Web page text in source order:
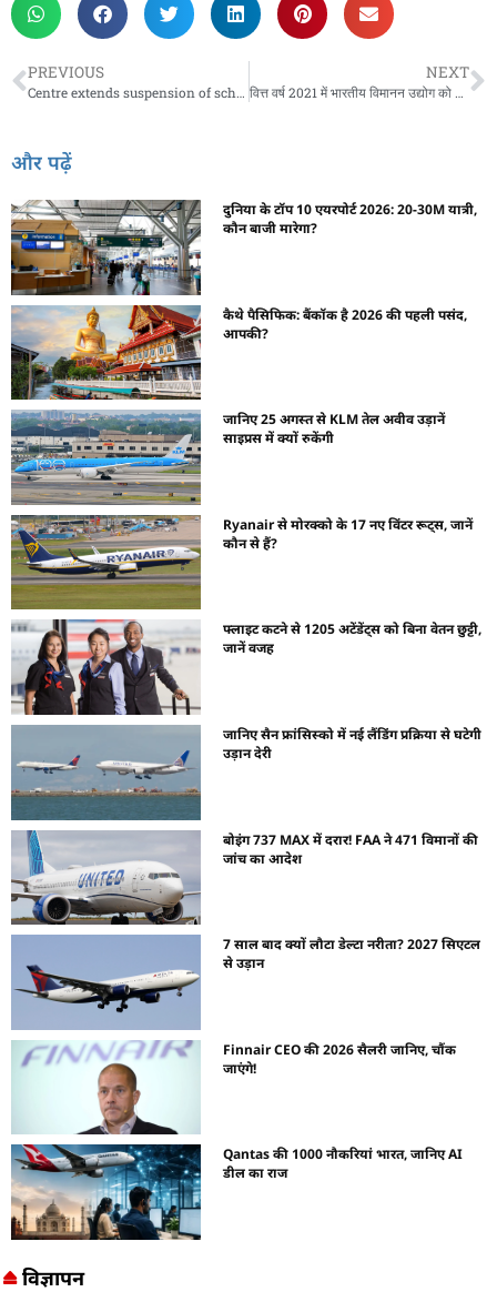
PREVIOUS
Centre extends suspension of scheduled commercial international flights till Jan 31
NEXT
वित्त वर्ष 2021 में भारतीय विमानन उद्योग को होगा 21,000 करोड़ का शुद्ध घाटा: इक्रा
और पढ़ें
दुनिया के टॉप 10 एयरपोर्ट 2026: 20-30M यात्री,
कौन बाजी मारेगा?
कैथे पैसिफिक: बैंकॉक है 2026 की पहली पसंद,
आपकी?
जानिए 25 अगस्त से KLM तेल अवीव उड़ानें
साइप्रस में क्यों रुकेंगी
Ryanair से मोरक्को के 17 नए विंटर रूट्स, जानें
कौन से हैं?
फ्लाइट कटने से 1205 अटेंडेंट्स को बिना वेतन छुट्टी,
जानें वजह
जानिए सैन फ्रांसिस्को में नई लैंडिंग प्रक्रिया से घटेगी
उड़ान देरी
बोइंग 737 MAX में दरार! FAA ने 471 विमानों की
जांच का आदेश
7 साल बाद क्यों लौटा डेल्टा नरीता? 2027 सिएटल
से उड़ान
Finnair CEO की 2026 सैलरी जानिए, चौंक
जाएंगे!
Qantas की 1000 नौकरियां भारत, जानिए AI
डील का राज
विज्ञापन